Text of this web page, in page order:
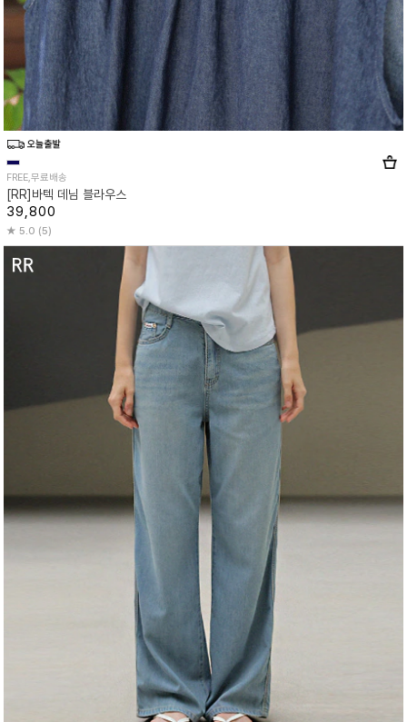
FREE,무료배송
[RR]바텍 데님 블라우스
39,800
5.0 (5)